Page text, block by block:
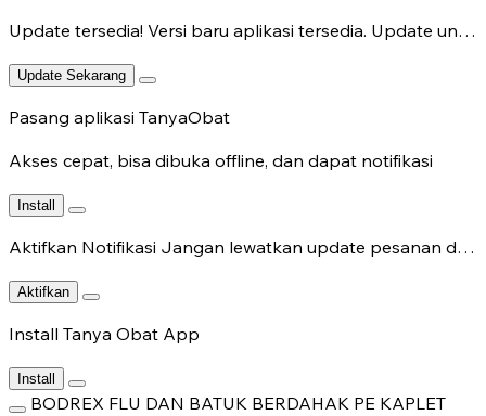
Update tersedia! Versi baru aplikasi tersedia. Update untuk fitur terbaru.
Update Sekarang
Pasang aplikasi TanyaObat
Akses cepat, bisa dibuka offline, dan dapat notifikasi
Install
Aktifkan Notifikasi Jangan lewatkan update pesanan dan chat dokter.
Aktifkan
Install Tanya Obat App
Install
BODREX FLU DAN BATUK BERDAHAK PE KAPLET